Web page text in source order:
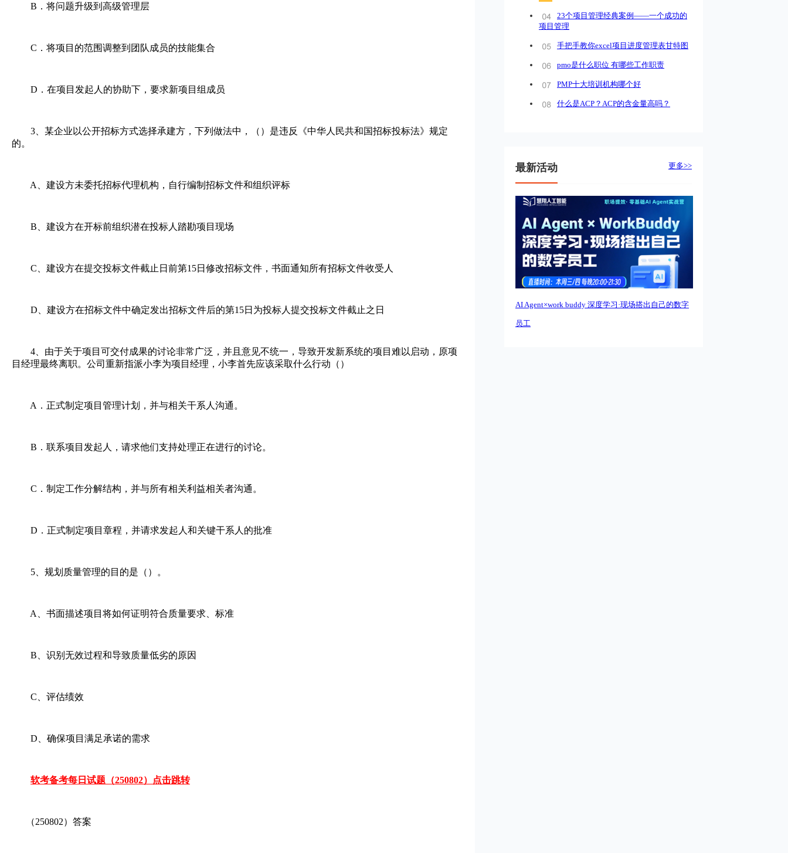
B．将问题升级到高级管理层
C．将项目的范围调整到团队成员的技能集合
D．在项目发起人的协助下，要求新项目组成员
3、某企业以公开招标方式选择承建方，下列做法中，（）是违反《中华人民共和国招标投标法》规定
的。
A、建设方未委托招标代理机构，自行编制招标文件和组织评标
B、建设方在开标前组织潜在投标人踏勘项目现场
C、建设方在提交投标文件截止日前第15日修改招标文件，书面通知所有招标文件收受人
D、建设方在招标文件中确定发出招标文件后的第15日为投标人提交投标文件截止之日
4、由于关于项目可交付成果的讨论非常广泛，并且意见不统一，导致开发新系统的项目难以启动，原项
目经理最终离职。公司重新指派小李为项目经理，小李首先应该采取什么行动（）
A．正式制定项目管理计划，并与相关干系人沟通。
B．联系项目发起人，请求他们支持处理正在进行的讨论。
C．制定工作分解结构，并与所有相关利益相关者沟通。
D．正式制定项目章程，并请求发起人和关键干系人的批准
5、规划质量管理的目的是（）。
A、书面描述项目将如何证明符合质量要求、标准
B、识别无效过程和导致质量低劣的原因
C、评估绩效
D、确保项目满足承诺的需求
软考备考每日试题（250802）点击跳转
（250802）答案
23个项目管理经典案例——一个成功的
项目管理
手把手教你excel项目进度管理表甘特图
pmo是什么职位 有哪些工作职责
PMP十大培训机构哪个好
什么是ACP？ACP的含金量高吗？
最新活动 更多>>
AI Agent×work buddy 深度学习·现场搭出自己的数字
员工